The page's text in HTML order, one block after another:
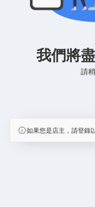
我們將
請
如果您是店主，請登錄